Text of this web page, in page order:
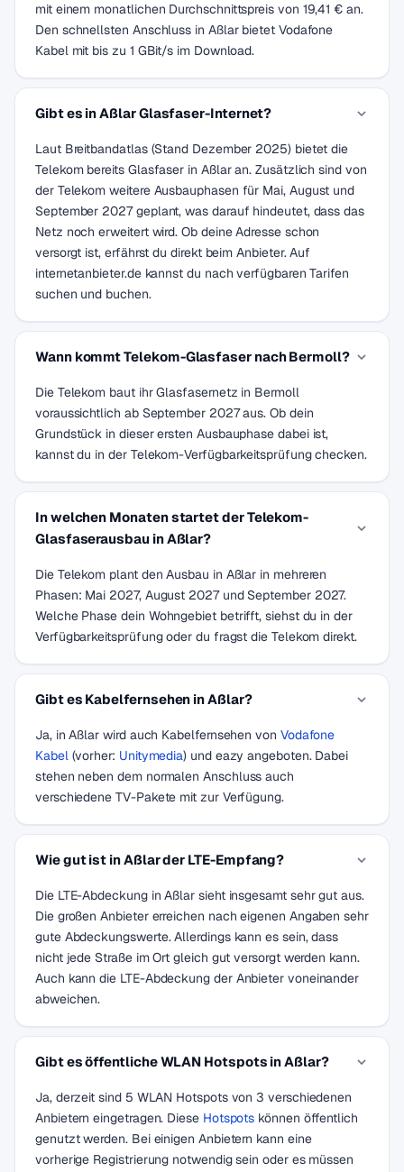
mit einem monatlichen Durchschnittspreis von 19,41 € an.
Den schnellsten Anschluss in Aßlar bietet Vodafone
Kabel mit bis zu 1 GBit/s im Download.
Gibt es in Aßlar Glasfaser-Internet?
Laut Breitbandatlas (Stand Dezember 2025) bietet die
Telekom bereits Glasfaser in Aßlar an. Zusätzlich sind von
der Telekom weitere Ausbauphasen für Mai, August und
September 2027 geplant, was darauf hindeutet, dass das
Netz noch erweitert wird. Ob deine Adresse schon
versorgt ist, erfährst du direkt beim Anbieter. Auf
internetanbieter.de kannst du nach verfügbaren Tarifen
suchen und buchen.
Wann kommt Telekom-Glasfaser nach Bermoll?
Die Telekom baut ihr Glasfasernetz in Bermoll
voraussichtlich ab September 2027 aus. Ob dein
Grundstück in dieser ersten Ausbauphase dabei ist,
kannst du in der Telekom-Verfügbarkeitsprüfung checken.
In welchen Monaten startet der Telekom-
Glasfaserausbau in Aßlar?
Die Telekom plant den Ausbau in Aßlar in mehreren
Phasen: Mai 2027, August 2027 und September 2027.
Welche Phase dein Wohngebiet betrifft, siehst du in der
Verfügbarkeitsprüfung oder du fragst die Telekom direkt.
Gibt es Kabelfernsehen in Aßlar?
Ja, in Aßlar wird auch Kabelfernsehen von Vodafone
Kabel(vorher: Unitymedia) und eazy angeboten. Dabei
stehen neben dem normalen Anschluss auch
verschiedene TV-Pakete mit zur Verfügung.
Wie gut ist in Aßlar der LTE-Empfang?
Die LTE-Abdeckung in Aßlar sieht insgesamt sehr gut aus.
Die großen Anbieter erreichen nach eigenen Angaben sehr
gute Abdeckungswerte. Allerdings kann es sein, dass
nicht jede Straße im Ort gleich gut versorgt werden kann.
Auch kann die LTE-Abdeckung der Anbieter voneinander
abweichen.
Gibt es öffentliche WLAN Hotspots in Aßlar?
Ja, derzeit sind 5 WLAN Hotspots von 3 verschiedenen
Anbietern eingetragen. Diese Hotspots können öffentlich
genutzt werden. Bei einigen Anbietern kann eine
vorherige Registrierung notwendig sein oder es müssen